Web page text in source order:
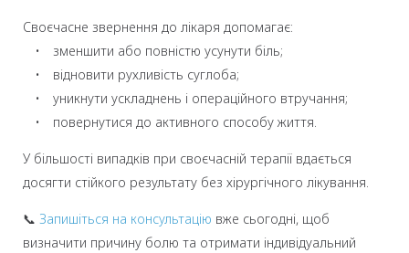
Своєчасне звернення до лікаря допомагає:
• зменшити або повністю усунути біль;
• відновити рухливість суглоба;
• уникнути ускладнень і операційного втручання;
• повернутися до активного способу життя.
У більшості випадків при своєчасній терапії вдається
досягти стійкого результату без хірургічного лікування.
📞 Запишіться на консультацію вже сьогодні, щоб
визначити причину болю та отримати індивідуальний